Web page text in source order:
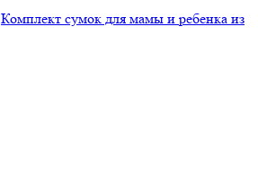
Комплект сумок для мамы и ребенка из